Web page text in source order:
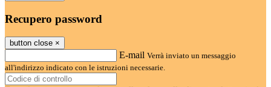
Recupero password
button close ×
E-mail Verrà inviato un messaggio
all'indirizzo indicato con le istruzioni necessarie.